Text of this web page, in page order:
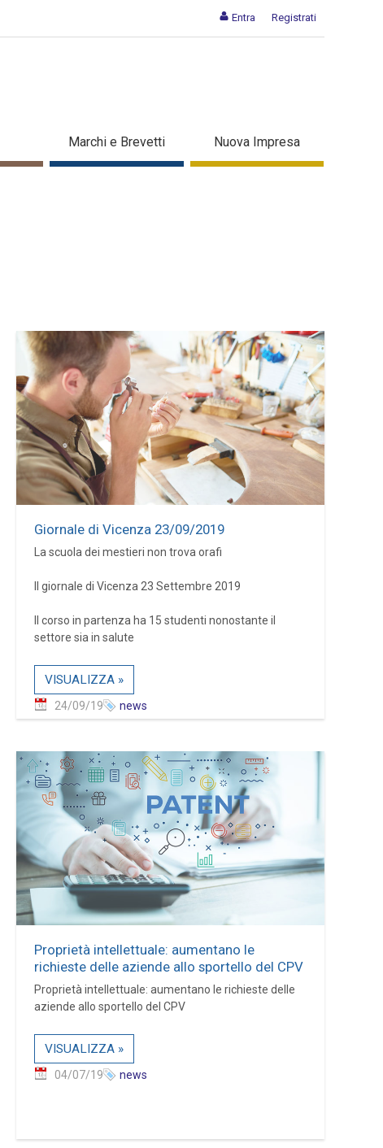
Entra Registrati
Marchi e Brevetti Nuova Impresa
Giornale di Vicenza 23/09/2019
La scuola dei mestieri non trova orafi
Il giornale di Vicenza 23 Settembre 2019
Il corso in partenza ha 15 studenti nonostante il
settore sia in salute
VISUALIZZA »
24/09/19 news
Proprietà intellettuale: aumentano le
richieste delle aziende allo sportello del CPV
Proprietà intellettuale: aumentano le richieste delle
aziende allo sportello del CPV
VISUALIZZA »
04/07/19 news